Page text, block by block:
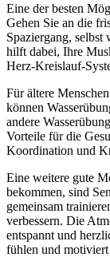
Eine der besten
Gehen Sie an die
Spaziergang,
hilft dabei, Ihre
Herz-Kreislauf-
Für ältere
können
andere
Vorteile für die
Koordination und
Eine weitere gute
bekommen, sind
gemeinsam
verbessern. Die
entspannt und
fühlen und